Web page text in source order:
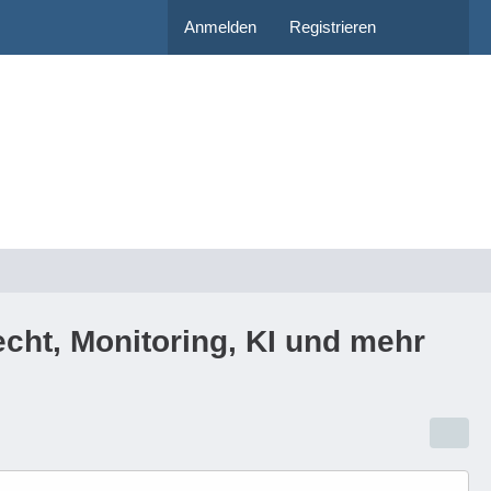
Anmelden Registrieren
Monitoring, KI und mehr